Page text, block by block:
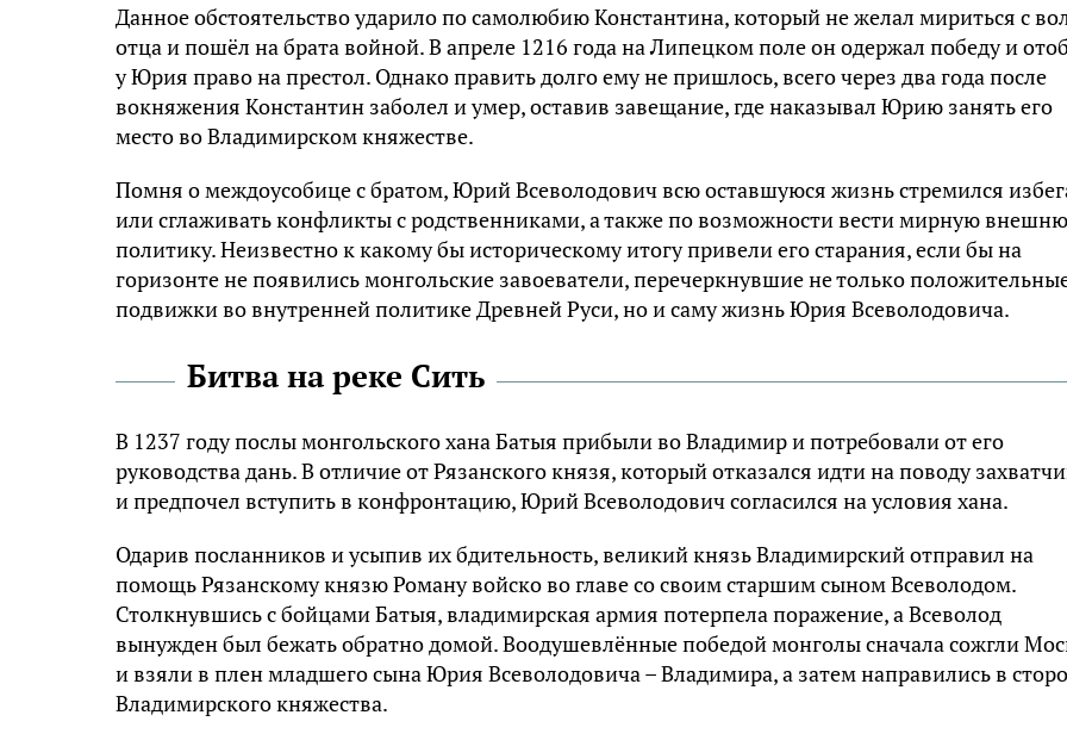
Данное обстоятельство ударило по самолюбию Константина, который не желал мириться с
отца и пошёл на брата войной. В апреле 1216 года на Липецком поле он одержал победу и
у Юрия право на престол. Однако править долго ему не пришлось, всего через два года после
вокняжения Константин заболел и умер, оставив завещание, где наказывал Юрию занять его
место во Владимирском княжестве.
Помня о междоусобице с братом, Юрий Всеволодович всю оставшуюся жизнь стремился
или сглаживать конфликты с родственниками, а также по возможности вести мирную
политику. Неизвестно к какому бы историческому итогу привели его старания, если бы на
горизонте не появились монгольские завоеватели, перечеркнувшие не только
подвижки во внутренней политике Древней Руси, но и саму жизнь Юрия Всеволодовича.
Битва на реке Сить
В 1237 году послы монгольского хана Батыя прибыли во Владимир и потребовали от его
руководства дань. В отличие от Рязанского князя, который отказался идти на поводу
и предпочел вступить в конфронтацию, Юрий Всеволодович согласился на условия хана.
Одарив посланников и усыпив их бдительность, великий князь Владимирский отправил на
помощь Рязанскому князю Роману войско во главе со своим старшим сыном Всеволодом.
Столкнувшись с бойцами Батыя, владимирская армия потерпела поражение, а Всеволод
вынужден был бежать обратно домой. Воодушевлённые победой монголы сначала сожгли
и взяли в плен младшего сына Юрия Всеволодовича – Владимира, а затем направились в
Владимирского княжества.